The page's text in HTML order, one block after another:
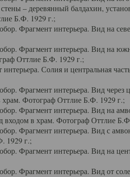
– деревянный балдахин,
Б.Ф. 1929 г.;
Фрагмент интерьера. Вид на
Фрагмент интерьера. Вид на
Оттлие Б.Ф. 1929 г.;
Солия и центральная
Фрагмент интерьера. Вид через
храм. Фотограф Оттлие Б.Ф. 1929 г.;
Фрагмент интерьера. Вид на
входом в храм. Фотограф Оттлие
Фрагмент интерьера. Вид с
1929 г.;
Фрагмент интерьера. Вид на
Фрагмент интерьера. Вид от